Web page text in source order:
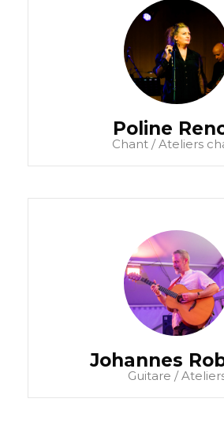
Poline
Chant / Ateliers
Johannes
Guitare /